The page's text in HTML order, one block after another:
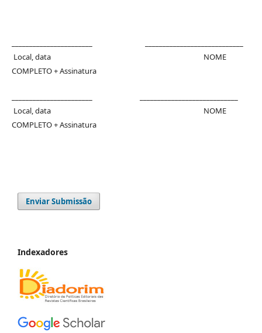
Local, data NOME
COMPLETO + Assinatura
Local, data NOME
COMPLETO + Assinatura
Enviar Submissão
Indexadores